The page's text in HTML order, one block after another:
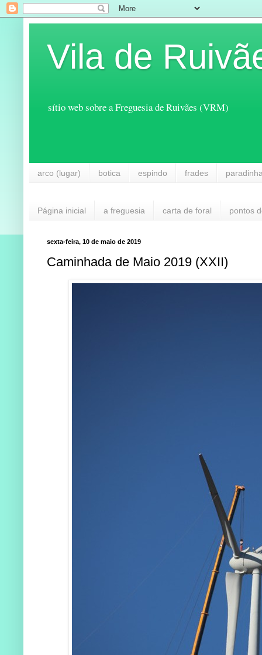
Vila de
sítio web sobre a Freguesia de Ruivães (VRM)
arco (lugar) botica espindo frades
Página inicial a freguesia carta de foral pontos
sexta-feira, 10 de maio de 2019
Caminhada de Maio 2019 (XXII)